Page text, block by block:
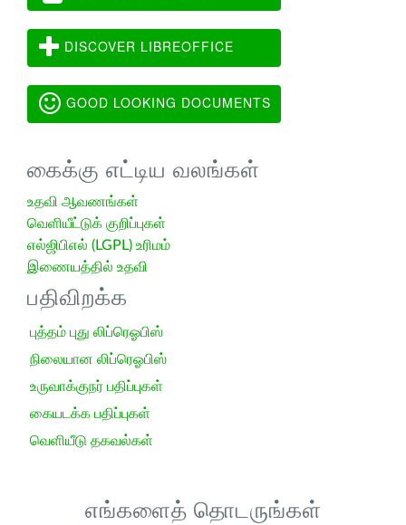
DISCOVER LIBREOFFICE
GOOD LOOKING DOCUMENTS
கைக்கு எட்டிய வலங்கள்
உதவி ஆவணங்கள்
வெளியீட்டுக் குறிப்புகள்
எல்ஜிபிஎல் (LGPL) உரிமம்
இணையத்தில் உதவி
பதிவிறக்க
புத்தம் புது லிப்ரெஓபிஸ்
நிலையான லிப்ரெஓபிஸ்
உருவாக்குநர் பதிப்புகள்
கையடக்க பதிப்புகள்
வெளியீடு தகவல்கள்
எங்களைத் தொடருங்கள்